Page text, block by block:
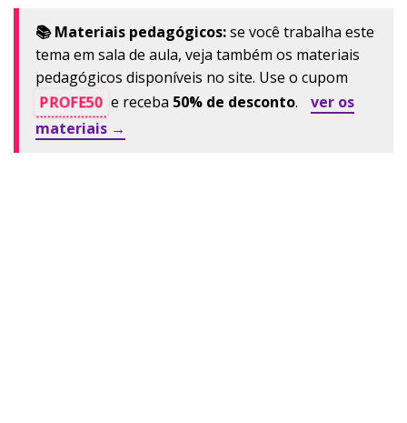
📚 Materiais pedagógicos:se você trabalha este
tema em sala de aula, veja também os materiais
pedagógicos disponíveis no site. Use o cupom
PROFE50 e receba 50% de desconto.
ver os
materiais →